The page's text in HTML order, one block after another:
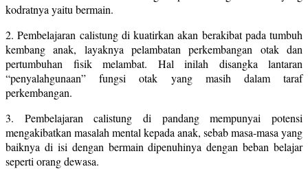
kodratnya yaitu bermain.
2. Pembelajaran calistung di kuatirkan akan berakibat pada tumbuh
kembang anak, layaknya pelambatan perkembangan otak dan
pertumbuhan fisik melambat. Hal inilah disangka lantaran
“penyalahgunaan” fungsi otak yang masih dalam taraf
perkembangan.
3. Pembelajaran calistung di pandang mempunyai potensi
mengakibatkan masalah mental kepada anak, sebab masa-masa yang
baiknya di isi dengan bermain dipenuhinya dengan beban belajar
seperti orang dewasa.